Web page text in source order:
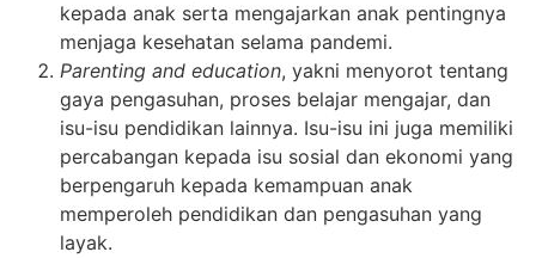
kepada anak serta mengajarkan anak pentingnya
menjaga kesehatan selama pandemi.
Parenting and education, yakni menyorot tentang
gaya pengasuhan, proses belajar mengajar, dan
isu-isu pendidikan lainnya. Isu-isu ini juga memiliki
percabangan kepada isu sosial dan ekonomi yang
berpengaruh kepada kemampuan anak
memperoleh pendidikan dan pengasuhan yang
layak.